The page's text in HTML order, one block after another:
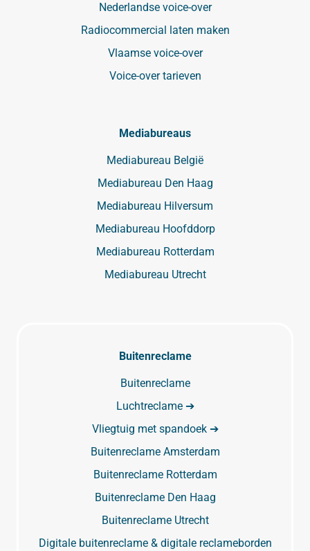
Nederlandse voice-over
Radiocommercial laten maken
Vlaamse voice-over
Voice-over tarieven
Mediabureaus
Mediabureau België
Mediabureau Den Haag
Mediabureau Hilversum
Mediabureau Hoofddorp
Mediabureau Rotterdam
Mediabureau Utrecht
Buitenreclame
Buitenreclame
Luchtreclame ➔
Vliegtuig met spandoek ➔
Buitenreclame Amsterdam
Buitenreclame Rotterdam
Buitenreclame Den Haag
Buitenreclame Utrecht
Digitale buitenreclame & digitale reclameborden